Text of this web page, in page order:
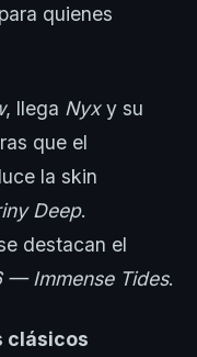
quienes
, llega Nyxy su
que el
la skin
Deep.
destacan el
— Immense Tides.
clásicos